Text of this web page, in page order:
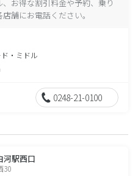
お得な割引料金や予約、乗り
舗にお電話ください。
・ミドル
0248-21-0100
河駅西口
30